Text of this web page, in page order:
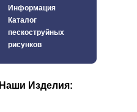
Информация
Каталог
пескоструйных
рисунков
Наши Изделия: